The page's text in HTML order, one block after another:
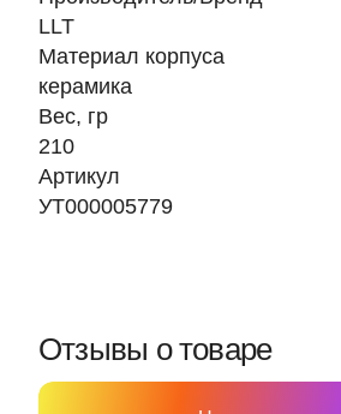
LLT
Материал корпуса
керамика
Вес, гр
210
Артикул
УТ000005779
Отзывы о товаре